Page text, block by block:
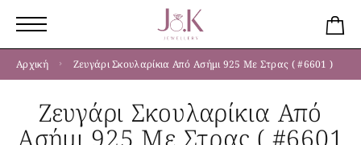
Αρχική Ζευγάρι Σκουλαρίκια Από Ασήμι 925 Με Στρας ( #6601 )
Ζευγάρι Σκουλαρίκια Από
Ασήμι 925 Με Στρας ( #6601